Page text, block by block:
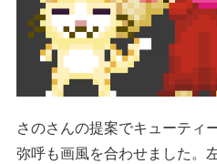
さのさんの提案でキューティ
弥呼も画風を合わせました。